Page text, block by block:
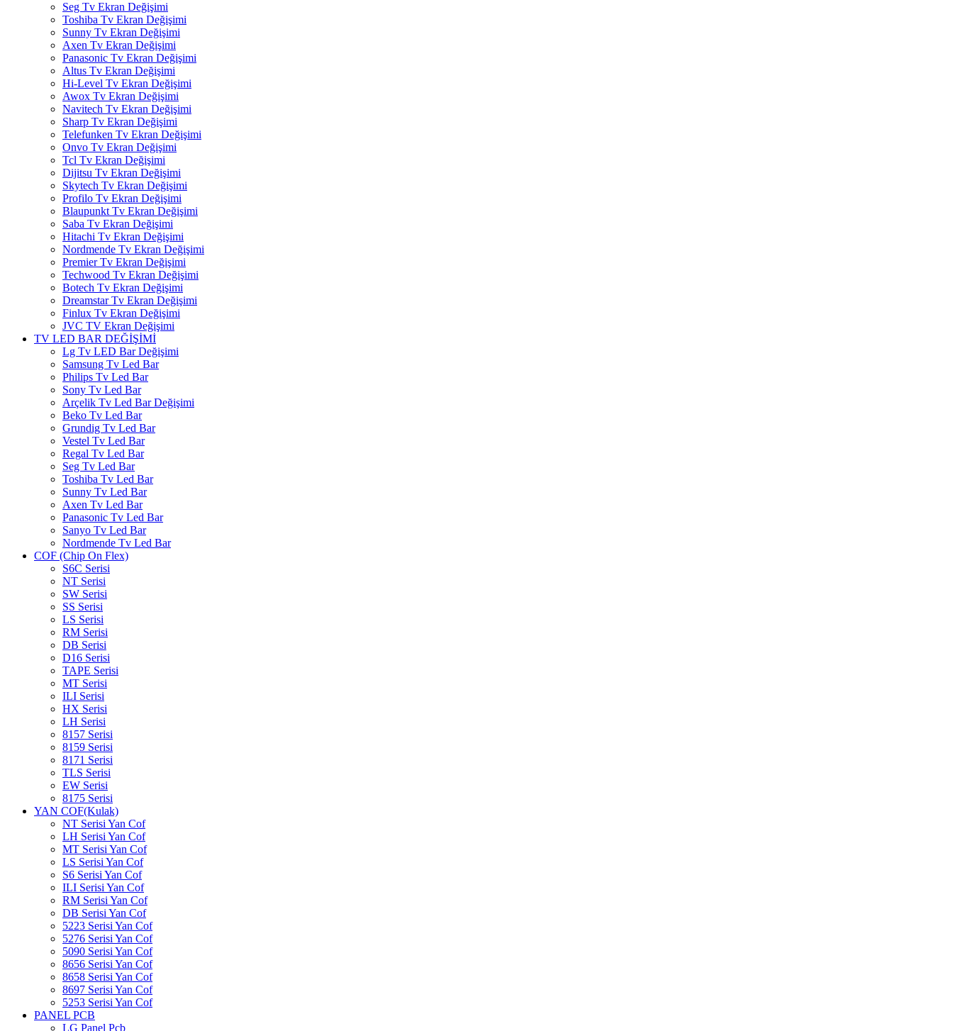
Seg Tv Ekran Değişimi
Toshiba Tv Ekran Değişimi
Sunny Tv Ekran Değişimi
Axen Tv Ekran Değişimi
Panasonic Tv Ekran Değişimi
Altus Tv Ekran Değişimi
Hi-Level Tv Ekran Değişimi
Awox Tv Ekran Değişimi
Navitech Tv Ekran Değişimi
Sharp Tv Ekran Değişimi
Telefunken Tv Ekran Değişimi
Onvo Tv Ekran Değişimi
Tcl Tv Ekran Değişimi
Dijitsu Tv Ekran Değişimi
Skytech Tv Ekran Değişimi
Profilo Tv Ekran Değişimi
Blaupunkt Tv Ekran Değişimi
Saba Tv Ekran Değişimi
Hitachi Tv Ekran Değişimi
Nordmende Tv Ekran Değişimi
Premier Tv Ekran Değişimi
Techwood Tv Ekran Değişimi
Botech Tv Ekran Değişimi
Dreamstar Tv Ekran Değişimi
Finlux Tv Ekran Değişimi
JVC TV Ekran Değişimi
TV LED BAR DEĞİŞİMİ
Lg Tv LED Bar Değişimi
Samsung Tv Led Bar
Philips Tv Led Bar
Sony Tv Led Bar
Arçelik Tv Led Bar Değişimi
Beko Tv Led Bar
Grundig Tv Led Bar
Vestel Tv Led Bar
Regal Tv Led Bar
Seg Tv Led Bar
Toshiba Tv Led Bar
Sunny Tv Led Bar
Axen Tv Led Bar
Panasonic Tv Led Bar
Sanyo Tv Led Bar
Nordmende Tv Led Bar
COF (Chip On Flex)
S6C Serisi
NT Serisi
SW Serisi
SS Serisi
LS Serisi
RM Serisi
DB Serisi
D16 Serisi
TAPE Serisi
MT Serisi
ILI Serisi
HX Serisi
LH Serisi
8157 Serisi
8159 Serisi
8171 Serisi
TLS Serisi
EW Serisi
8175 Serisi
YAN COF(Kulak)
NT Serisi Yan Cof
LH Serisi Yan Cof
MT Serisi Yan Cof
LS Serisi Yan Cof
S6 Serisi Yan Cof
ILI Serisi Yan Cof
RM Serisi Yan Cof
DB Serisi Yan Cof
5223 Serisi Yan Cof
5276 Serisi Yan Cof
5090 Serisi Yan Cof
8656 Serisi Yan Cof
8658 Serisi Yan Cof
8697 Serisi Yan Cof
5253 Serisi Yan Cof
PANEL PCB
LG Panel Pcb